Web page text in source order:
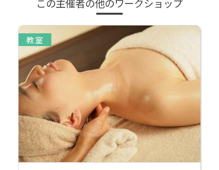
この主催者の他のワークショップ
教室